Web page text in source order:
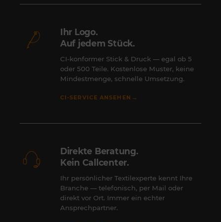
Ihr Logo.
Auf jedem Stück.
CI-konformer Stick & Druck — egal ob 5
oder 500 Teile. Kostenlose Muster, keine
Mindestmenge, schnelle Umsetzung.
CI-SERVICE ANSEHEN →
Direkte Beratung.
Kein Callcenter.
Ihr persönlicher Textilexperte kennt Ihre
Branche — telefonisch, per Mail oder
direkt vor Ort. Immer ein echter
Ansprechpartner.